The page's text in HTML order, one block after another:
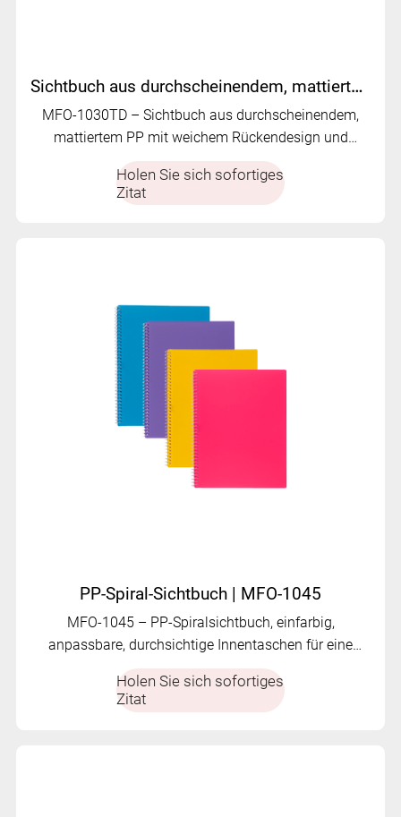
Sichtbuch aus durchscheinendem, mattiertem PP | MFO-1030TD
MFO-1030TD – Sichtbuch aus durchscheinendem,
mattiertem PP mit weichem Rückendesign und
Holen Sie sich sofortiges
Zitat
PP-Spiral-Sichtbuch | MFO-1045
MFO-1045 – PP-Spiralsichtbuch, einfarbig,
anpassbare, durchsichtige Innentaschen für eine
Holen Sie sich sofortiges
Zitat